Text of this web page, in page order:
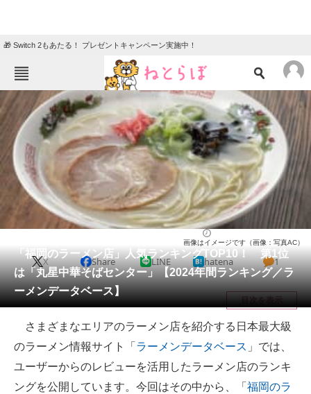
🎁 Switch 2もあたる！ プレゼントキャンペーン実施中！
ねとらぼメニュー
ニュース
エンタメ クイズ
グルメ 地域
住まい 教育・育児
リサーチ
会員記事
メディア
注目記事を集めた総合ページ
ITの今と未来を見通す
スマホと通信の最新トレンド
「福岡のラーメン店」人気ランキングTOP10！ 第1位
は「丸星中華そばセンター」【2024年間ランキング／ラ
ーメンデータベース】
画像はイメージです（画像：写真AC）
X Share LINE hatena 1
目次を表示
さまざまなエリアのラーメン店を紹介する日本最大級
のラーメン情報サイト「 ラーメンデータベース 」では、
ユーザーからのレビューを活用したラーメン店のランキ
ングを公開しています。今回はその中から、「 福岡のラ